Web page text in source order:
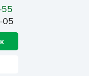
55
05